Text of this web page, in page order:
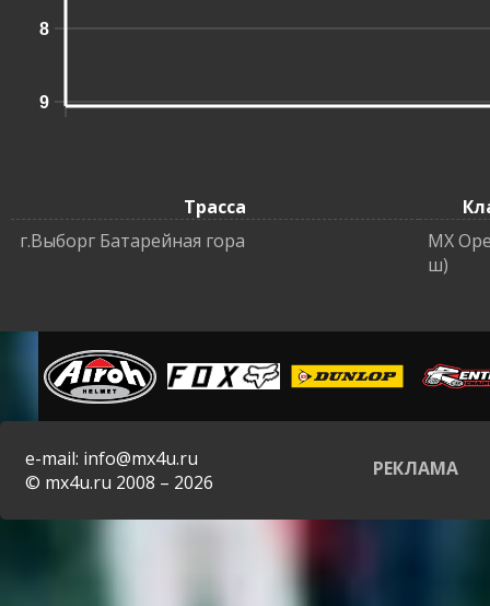
8
9
Трасса
г.Выборг Батарейная гора
MX
ш)
e-mail: info@mx4u.ru
© mx4u.ru 2008 – 2026
РЕКЛАМА